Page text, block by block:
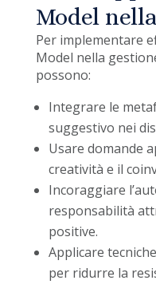
Model
Per implementare
Model nella
possono:
Integrare le
suggestivo nei
Usare domande
creatività e il
Incoraggiare
responsabilità
positive.
Applicare
per ridurre la